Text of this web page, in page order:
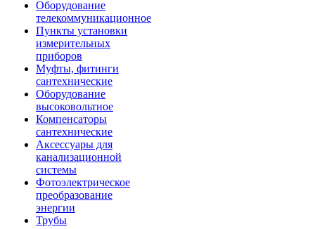
Оборудование
телекоммуникационное
Пункты установки
измерительных
приборов
Муфты, фитинги
сантехнические
Оборудование
высоковольтное
Компенсаторы
сантехнические
Аксессуары для
канализационной
системы
Фотоэлектрическое
преобразование
энергии
Трубы